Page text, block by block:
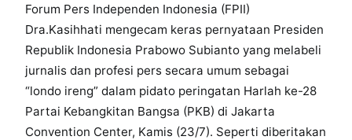
Forum Pers Independen Indonesia (FPII)
Dra.Kasihhati mengecam keras pernyataan Presiden
Republik Indonesia Prabowo Subianto yang melabeli
jurnalis dan profesi pers secara umum sebagai
“londo ireng” dalam pidato peringatan Harlah ke-28
Partai Kebangkitan Bangsa (PKB) di Jakarta
Convention Center, Kamis (23/7). Seperti diberitakan